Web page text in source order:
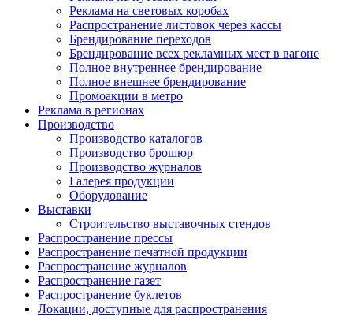
Реклама на световых коробах
Распространение листовок через кассы
Брендирование переходов
Брендирование всех рекламных мест в вагоне
Полное внутреннее брендирование
Полное внешнее брендирование
Промоакции в метро
Реклама в регионах
Производство
Производство каталогов
Производство брошюр
Производство журналов
Галерея продукции
Оборудование
Выставки
Строительство выставочных стендов
Распространение прессы
Распространение печатной продукции
Распространение журналов
Распространение газет
Распространение буклетов
Локации, доступные для распространения